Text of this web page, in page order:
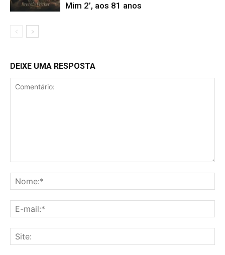
Mim 2’, aos 81 anos
DEIXE UMA RESPOSTA